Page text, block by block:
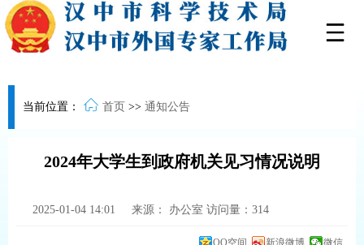
当前位置： 首页 >> 通知公告
2024年大学生到政府机关见习情况说明
2025-01-04 14:01 来源： 办公室 访问量： 314
QQ空间 新浪微博 微信